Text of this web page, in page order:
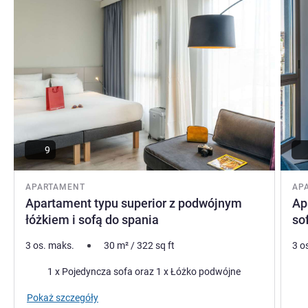
APARTAMENT
Apartament typu superior z podwójnym
łóżkiem i sofą do spania
9
3 os. maks. 30 m²/322sq ft
Pościel 1 x Pojedyncza sofa oraz 1 x Łóżko podwójne
Pokaż szczegóły
3